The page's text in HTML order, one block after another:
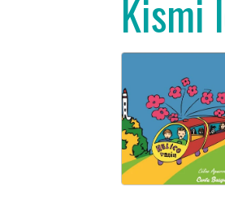
Kismi